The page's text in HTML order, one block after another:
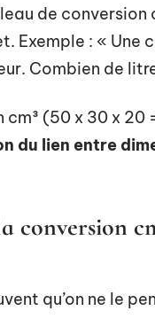
de
Exemple : « Une
Combien de
cm³ (50 x 30 x
du lien entre
conversion
qu’on ne le